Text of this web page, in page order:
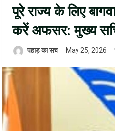
पूरे राज्य के लिए
करें अफसर: मुख्य
पहाड़ का सच May 25, 2026